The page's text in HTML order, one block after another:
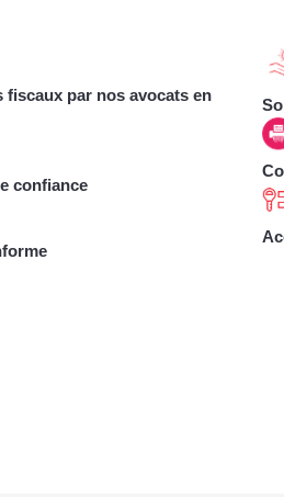
fiscaux par nos avocats en
confiance